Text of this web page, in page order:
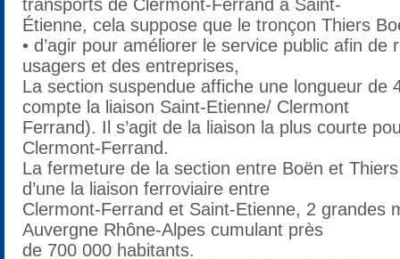
transports de Clermont-Ferrand à Saint-
Étienne, cela suppose que le tronçon Thiers
• d’agir pour améliorer le service public afin de
usagers et des entreprises,
La section suspendue affiche une longueur de
compte la liaison Saint-Etienne/ Clermont
Ferrand). Il s’agit de la liaison la plus courte
Clermont-Ferrand.
La fermeture de la section entre Boën et
d’une la liaison ferroviaire entre
Clermont-Ferrand et Saint-Etienne, 2 grandes
Auvergne Rhône-Alpes cumulant près
de 700 000 habitants.